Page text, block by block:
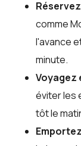
comme
l'avance
minute.
Voyagez
éviter les
tôt le